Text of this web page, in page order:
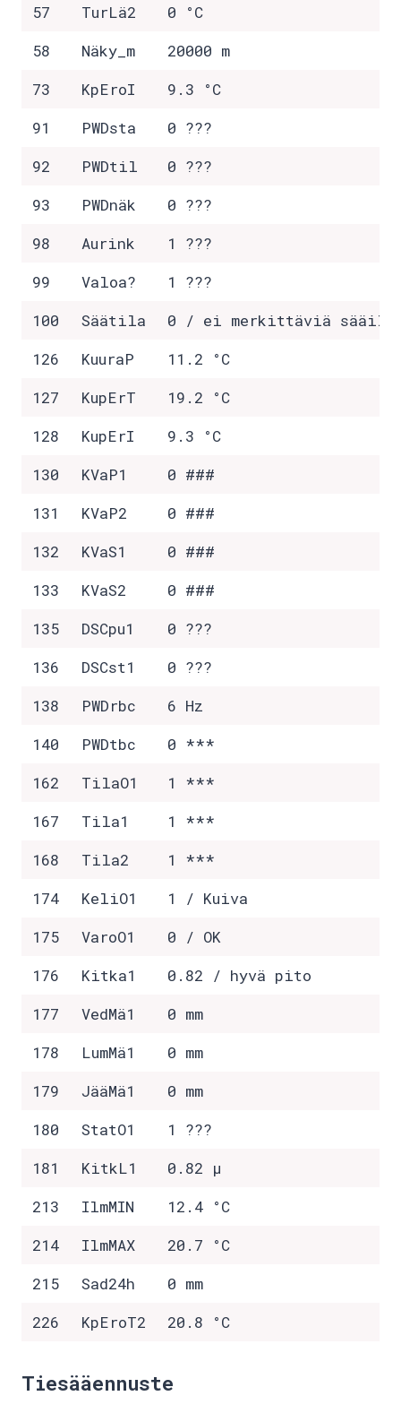
57 TurLä2
0 °C
58
Näky_m
20000 m
73
KpEroI
9.3 °C
91
PWDsta
0 ???
92
PWDtil
0 ???
93
PWDnäk
0 ???
98
Aurink
1 ???
99
Valoa?
1 ???
100
Säätila
0 / ei merkittäviä
126
KuuraP
11.2 °C
127
KupErT
19.2 °C
128
KupErI
9.3 °C
130
KVaP1
0 ###
131
KVaP2
0 ###
132
KVaS1
0 ###
133
KVaS2
0 ###
135
DSCpu1
0 ???
136
DSCst1
0 ???
138
PWDrbc
6 Hz
140
PWDtbc
0 ***
162
TilaO1
1 ***
167
Tila1
1 ***
168
Tila2
1 ***
174
KeliO1
1 / Kuiva
175
VaroO1
0 / OK
176
Kitka1
0.82 / hyvä pito
177
VedMä1
0 mm
178
LumMä1
0 mm
179
JääMä1
0 mm
180
StatO1
1 ???
181
KitkL1
0.82 µ
213
IlmMIN
12.4 °C
214
IlmMAX
20.7 °C
215
Sad24h
0 mm
226
KpEroT2 20.8 °C
Tiesääennuste